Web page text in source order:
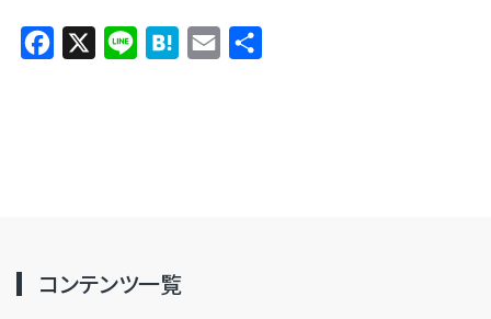
Facebook Line HatenaEmail
コンテンツ一覧